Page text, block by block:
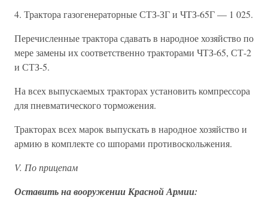
4. Трактора газогенераторные СТЗ-ЗГ и ЧТЗ-65Г — 1 025.
Перечисленные трактора сдавать в народное хозяйство по
мере замены их соответственно тракторами ЧТЗ-65, СТ-2
и СТЗ-5.
На всех выпускаемых тракторах установить компрессора
для пневматического торможения.
Тракторах всех марок выпускать в народное хозяйство и
армию в комплекте со шпорами противоскольжения.
V. По прицепам
Оставить на вооружении Красной Армии: